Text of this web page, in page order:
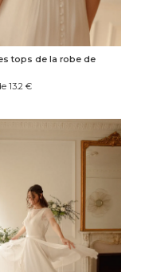
tops de la robe de
13.2 €